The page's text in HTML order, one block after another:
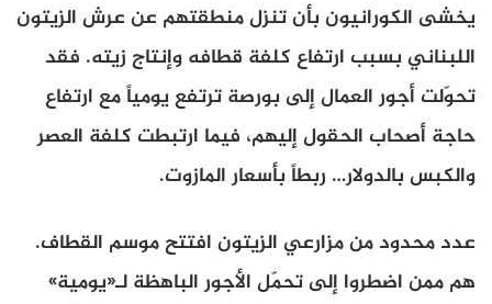
يخشى الكورانيون بأن تنزل منطقتهم عن عرش الزيتون
اللبناني بسبب ارتفاع كلفة قطافه وإنتاج زيته. فقد
تحوّلت أجور العمال إلى بورصة ترتفع يومياً مع ارتفاع
حاجة أصحاب الحقول إليهم، فيما ارتبطت كلفة العصر
والكبس بالدولار… ربطاً بأسعار المازوت.
عدد محدود من مزارعي الزيتون افتتح موسم القطاف.
هم ممن اضطروا إلى تحمّل الأجور الباهظة لـ«يومية»